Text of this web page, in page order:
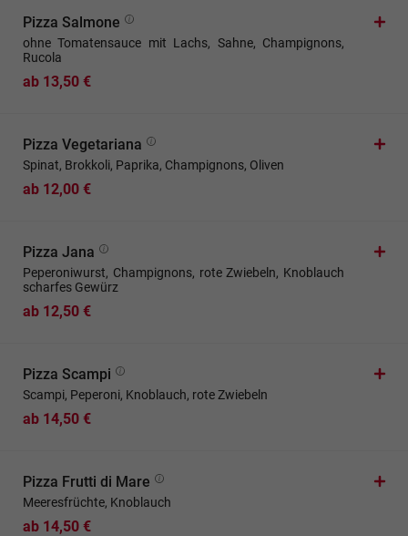
Pizza Salmone
ohne Tomatensauce mit Lachs, Sahne, Champignons,
Rucola
ab 13,50 €
Pizza Vegetariana
Spinat, Brokkoli, Paprika, Champignons, Oliven
ab 12,00 €
Pizza Jana
Peperoniwurst, Champignons, rote Zwiebeln, Knoblauch
scharfes Gewürz
ab 12,50 €
Pizza Scampi
Scampi, Peperoni, Knoblauch, rote Zwiebeln
ab 14,50 €
Pizza Frutti di Mare
Meeresfrüchte, Knoblauch
ab 14,50 €